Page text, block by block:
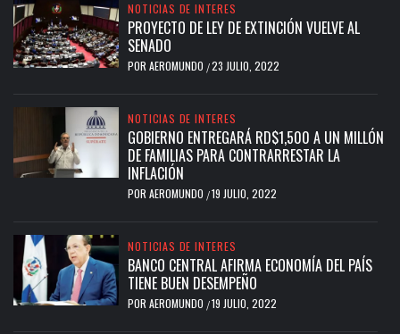
NOTICIAS DE INTERES
PROYECTO DE LEY DE EXTINCIÓN VUELVE AL
SENADO
POR AEROMUNDO /23 JULIO, 2022
NOTICIAS DE INTERES
GOBIERNO ENTREGARÁ RD$1,500 A UN MILLÓN
DE FAMILIAS PARA CONTRARRESTAR LA
INFLACIÓN
POR AEROMUNDO /19 JULIO, 2022
NOTICIAS DE INTERES
BANCO CENTRAL AFIRMA ECONOMÍA DEL PAÍS
TIENE BUEN DESEMPEÑO
POR AEROMUNDO /19 JULIO, 2022